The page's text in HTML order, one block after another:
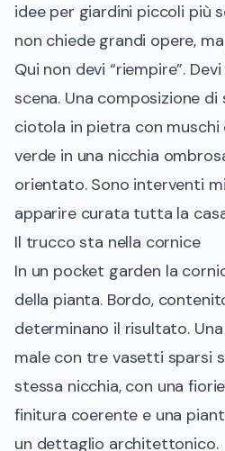
idee per giardini piccoli più
non chiede grandi opere,
Qui non devi “riempire”.
scena. Una composizione di
ciotola in pietra con muschi
verde in una nicchia
orientato. Sono interventi
apparire curata tutta la
Il trucco sta nella cornice
In un pocket garden la
della pianta. Bordo,
determinano il risultato.
male con tre vasetti sparsi
stessa nicchia, con una
finitura coerente e una
un dettaglio architettonico.